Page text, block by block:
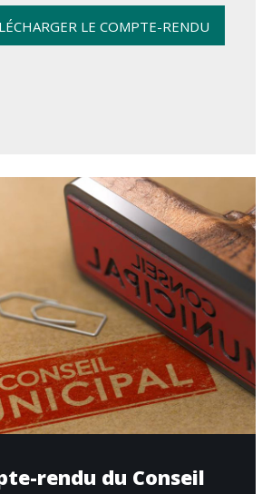
LE COMPTE-RENDU
rendu du Conseil